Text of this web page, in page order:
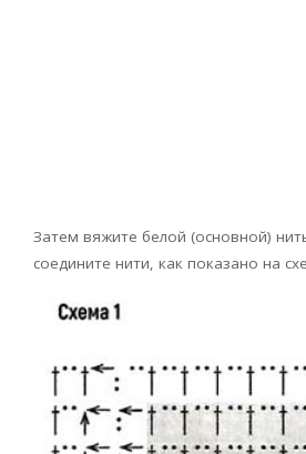
Затем вяжите белой (основной)
соедините нити, как показано на